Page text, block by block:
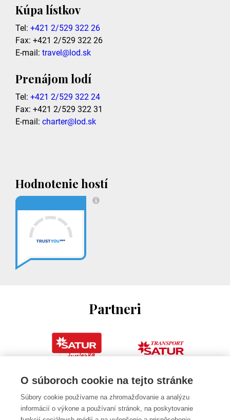
Kúpa lístkov
Tel: +421 2/529 322 26
Fax: +421 2/529 322 26
E-mail: travel@lod.sk
Prenájom lodí
Tel: +421 2/529 322 24
Fax: +421 2/529 322 31
E-mail: charter@lod.sk
Hodnotenie hostí
Partneri
O súboroch cookie na tejto stránke
Súbory cookie používame na zhromažďovanie a analýzu
informácií o výkone a používaní stránok, na poskytovanie